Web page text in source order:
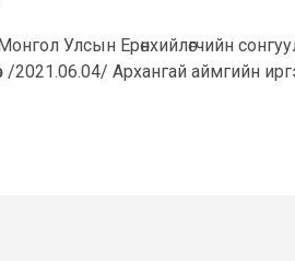
Улсын Ерөнхийлөгчийн
/2021.06.04/ Архангай аймгийн